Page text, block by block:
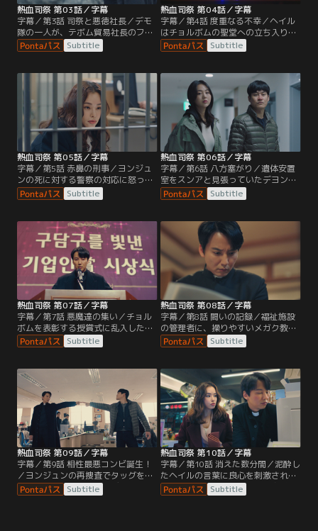
熱血司祭 第03話／字幕
字幕／第3話 司祭と悪徳社長／デモ
隊の一人が、テボム貿易社長のファ
ン・チョルボムに殴られそうになっ
ていたところを止めるヘイル。そこ
デヨンが駆け寄ってくる。そんなデ
ヨンにヘイルは市民を守らなかった
ことを怒る。
Subtitle
熱血司祭 第04話／字幕
字幕／第4話 度重なる不幸／ヘイル
はチョルボムの聖堂への立ち入り禁
止を訴えるが、ヨンジュンはそれを
許さない。一方、新人刑事のソ・ス
調べを行う。しかし取り調べの途中
で、班長に釈放するよう命じられて
しまい…。
Subtitle
熱血司祭 第05話／字幕
字幕／第5話 赤鼻の刑事／ヨンジュ
ンの死に対する警察の対応に怒った
ヘイルは、警察署でデヨンを殴り留
置所に入れられる。そこにヨンジュ
ンがやって来る。そしてヘイルを釈
放し、これ以上事を荒立てないよう
忠告する。
Subtitle
熱血司祭 第06話／字幕
字幕／第6話 八方塞がり／遺体安置
室をスンアと見張っていたデヨン
は、怪しい職員と靴を履いた死体に
嫌な予感を抱く。スンアには内緒で
った！早速報告しようとするデヨン
だったが、ヘイルに見つかってしま
い…。
Subtitle
熱血司祭 第07話／字幕
字幕／第7話 悪魔達の集い／チョル
ボムを表彰する授賞式に乱入したヘ
イルは、その場の空気をぶち壊しチ
ョルボム達を挑発！授賞式後、チョ
部下に命じる。そんな中、聖堂の主
任神父にハン・ソンギュ司祭が任命
されるが…。
Subtitle
熱血司祭 第08話／字幕
字幕／第8話 闘いの記録／福祉施設
の管理者に、操りやすいメガク教教
主キ・ヨンムンを据えようとするチ
ョルボム。一方ヨンジュンの遺品整
要人に関する記事や彼らの罪を告発
する陳情書、そしてヨンジュンの手
記を発見する。
Subtitle
熱血司祭 第09話／字幕
字幕／第9話 相性最悪コンビ誕生！
／ヨンジュンの再捜査でタッグを組
むことになったヘイルとデヨン。し
かし、初日から怒りの感情を抑えら
Subtitle
熱血司祭 第10話／字幕
字幕／第10話 消えた数分間／泥酔し
たヘイルの言葉に良心を刺激された
キョンソンは、財閥御曹司の身代わ
りとして実際より重い罪で起訴した
Subtitle